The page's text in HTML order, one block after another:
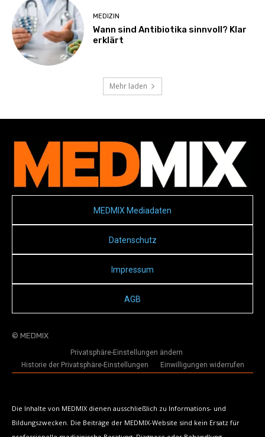
MEDIZIN
Wann sind Antibiotika sinnvoll? Klar
erklärt
Mehr laden
MEDMIX Mediadaten
Datenschutz
Impressum
AGB
© MEDMIX
Privatsphäre-Einstellungen ändern
Historie der Privatsphäre-Einstellungen
Einwilligungen widerrufen
Die Inhalte von MEDMIX dienen ausschließlich zu Informations- und
Bildungszwecken. Die Beiträge der MEDMIX-Website sind kein Ersatz für